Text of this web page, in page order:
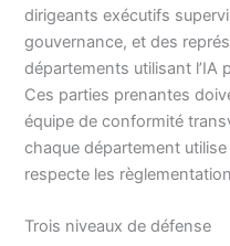
dirigeants exécutifs
gouvernance, et des
départements utilisant
Ces parties prenantes
équipe de conformité
chaque département
respecte les
Trois niveaux de défense